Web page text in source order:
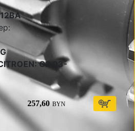
C2 03-
257,60 BYN